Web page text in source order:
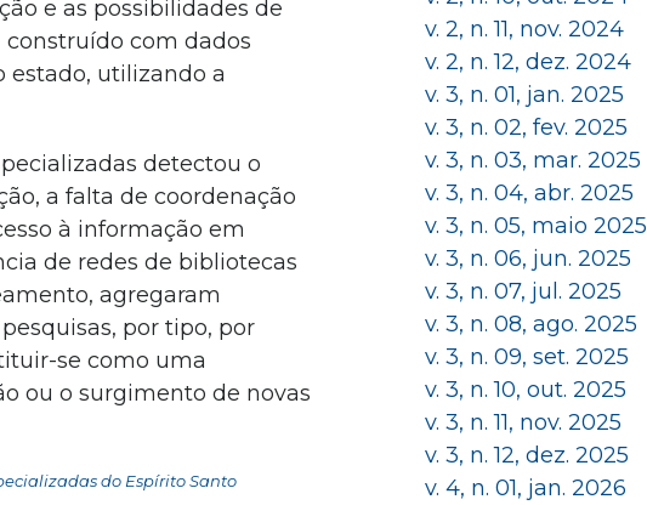
e as possibilidades de
com dados
estado, utilizando a
detectou o
a falta de coordenação
à informação em
de redes de bibliotecas
agregaram
por tipo, por
se como uma
ou o surgimento de novas
do Espírito Santo
v. 2, n. 11, nov. 2024
v. 2, n. 12, dez. 2024
v. 3, n. 01, jan. 2025
v. 3, n. 02, fev. 2025
v. 3, n. 03, mar. 2025
v. 3, n. 04, abr. 2025
v. 3, n. 05, maio 2025
v. 3, n. 06, jun. 2025
v. 3, n. 07, jul. 2025
v. 3, n. 08, ago. 2025
v. 3, n. 09, set. 2025
v. 3, n. 10, out. 2025
v. 3, n. 11, nov. 2025
v. 3, n. 12, dez. 2025
v. 4, n. 01, jan. 2026